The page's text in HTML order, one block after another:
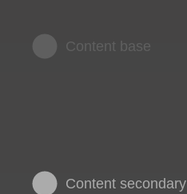
Content base
Content secondary